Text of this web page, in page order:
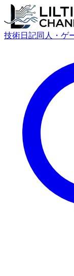
技術日記同人・ゲ